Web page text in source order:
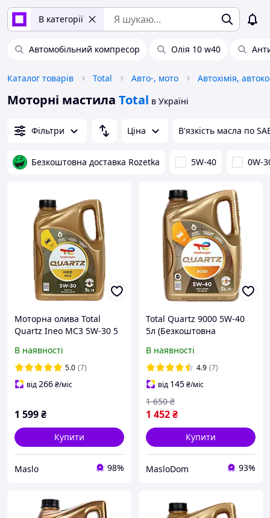
В категорії
Автомобільний компресор Олія 10 w40
Каталог товарів Total Авто-, мото
Моторні мастила Total в Україні
Фільтри Ціна В'язкість масла по
Безкоштовна доставка Rozetka 5W-40 0W-
Моторна олива Total
Quartz Ineo MC3 5W-30 5
В наявності
5.0 (7)
від266₴/міс
1 599₴
Купити
Maslo 98%
Total Quartz 9000 5W-40
5л (Безкоштовна
В наявності
4.9 (7)
від 145₴/міс
1 452₴
1 650 ₴
Купити
MasloDom 93%